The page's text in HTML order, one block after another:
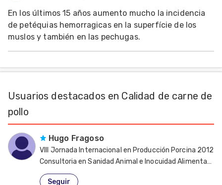
En los últimos 15 años aumento mucho la incidencia
de petéquias hemorragicas en la superfície de los
muslos y también en las pechugas.
Usuarios destacados en Calidad de carne de
pollo
Hugo Fragoso
VIII Jornada Internacional en Producción Porcina 2012
Consultoria en Sanidad Animal e Inocuidad Alimentaria
Estados Unidos de América
Seguir